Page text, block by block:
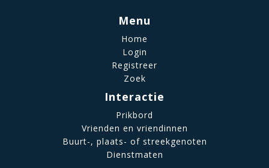
Menu
Home
Login
Registreer
Zoek
Interactie
Prikbord
Vrienden en vriendinnen
Buurt-, plaats- of streekgenoten
Dienstmaten